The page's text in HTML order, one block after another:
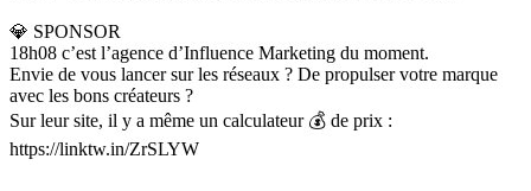
💎 SPONSOR
18h08 c’est l’agence d’Influence Marketing du moment.
Envie de vous lancer sur les réseaux ? De propulser votre marque
avec les bons créateurs ?
Sur leur site, il y a même un calculateur 💰 de prix :
https://linktw.in/ZrSLYW